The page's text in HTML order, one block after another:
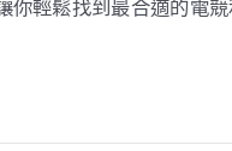
你輕鬆找到最合適的電競